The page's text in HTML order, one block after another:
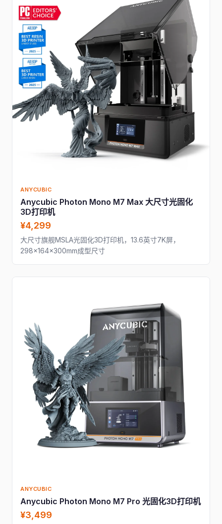
ANYCUBIC
Anycubic Photon Mono M7 Max 大尺寸光固化
3D打印机
¥4,299
大尺寸旗舰MSLA光固化3D打印机，13.6英寸7K屏，
298×164×300mm成型尺寸
ANYCUBIC
Anycubic Photon Mono M7 Pro 光固化3D打印机
¥3,499